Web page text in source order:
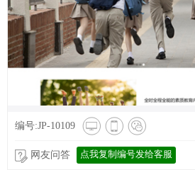
编号:JP-10109
网友问答 点我复制编号发给客服